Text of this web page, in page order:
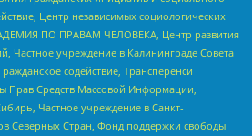
Центр независимых социологических
ПО ПРАВАМ ЧЕЛОВЕКА, Центр развития
Частное учреждение в Калининграде Совета
содействие, Трансперенси
Прав Средств Массовой Информации,
Частное учреждение в Санкт-
Северных Стран, Фонд поддержки свободы